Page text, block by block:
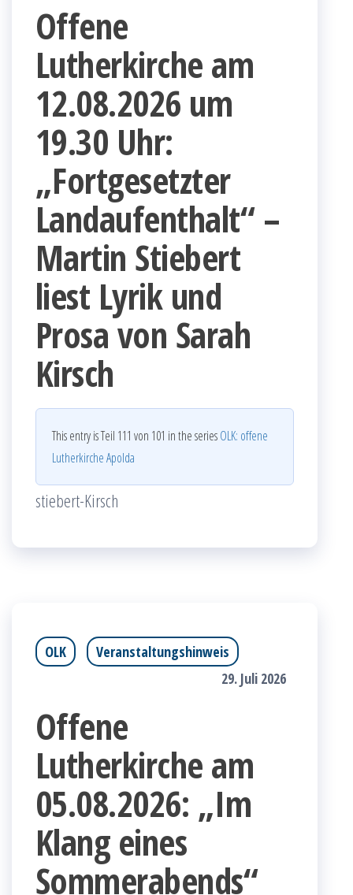
Offene
Lutherkirche am
12.08.2026 um
19.30 Uhr:
„Fortgesetzter
Landaufenthalt“ –
Martin Stiebert
liest Lyrik und
Prosa von Sarah
Kirsch
This entry is Teil 111 von 101 in the seriesOLK: offene
Lutherkirche Apolda
stiebert-Kirsch
OLK
Veranstaltungshinweis
29. Juli 2026
Offene
Lutherkirche am
05.08.2026: „Im
Klang eines
Sommerabends“